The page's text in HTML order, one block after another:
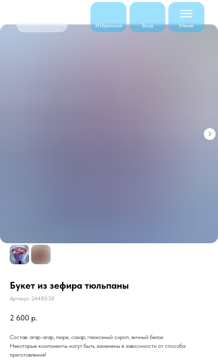
Меню
Вход
Избранное
Букет из зефира тюльпаны
Артикул: 2448038
2 600 р.
Состав: агар-агар, пюре, сахар, глюкозный сироп, яичный белок
Некоторые компоненты могут быть заменены в зависимости от способа
приготовления!